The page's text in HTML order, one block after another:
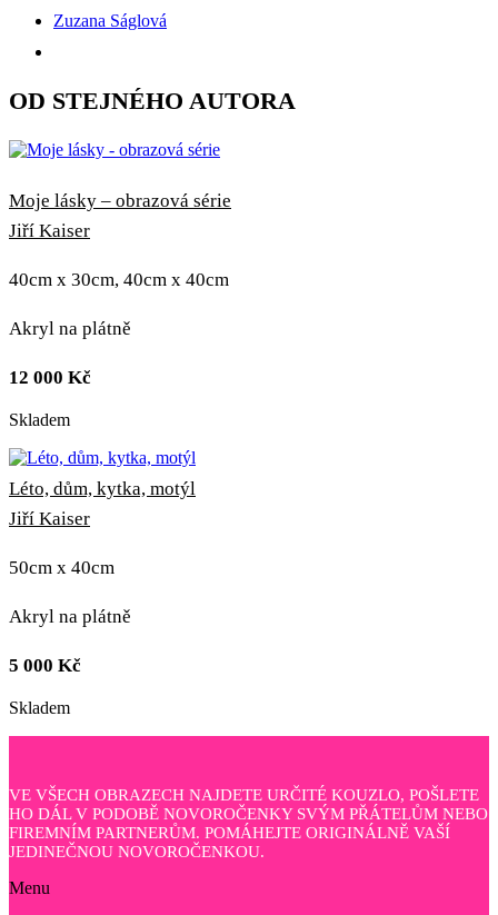
Zuzana Ságlová
OD STEJNÉHO AUTORA
Moje lásky – obrazová série
Jiří Kaiser
40cm x 30cm, 40cm x 40cm
Akryl na plátně
12 000 Kč
Skladem
Léto, dům, kytka, motýl
Jiří Kaiser
50cm x 40cm
Akryl na plátně
5 000 Kč
Skladem
VE VŠECH OBRAZECH NAJDETE URČITÉ KOUZLO, POŠLETE
HO DÁL V PODOBĚ NOVOROČENKY SVÝM PŘÁTELŮM NEBO
FIREMNÍM PARTNERŮM. POMÁHEJTE ORIGINÁLNĚ VAŠÍ
JEDINEČNOU NOVOROČENKOU.
Menu